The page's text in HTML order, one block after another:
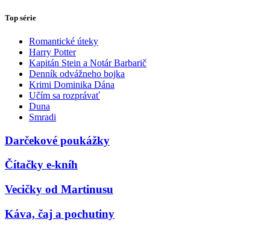
Top série
Romantické úteky
Harry Potter
Kapitán Stein a Notár Barbarič
Denník odvážneho bojka
Krimi Dominika Dána
Učím sa rozprávať
Duna
Smradi
Darčekové poukážky
Čítačky e-kníh
Vecičky od Martinusu
Káva, čaj a pochutiny